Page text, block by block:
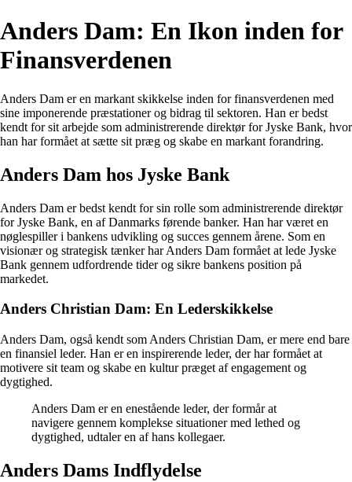
Anders Dam: En Ikon inden for
Finansverdenen
Anders Dam er en markant skikkelse inden for finansverdenen med
sine imponerende præstationer og bidrag til sektoren. Han er bedst
kendt for sit arbejde som administrerende direktør for Jyske Bank, hvor
han har formået at sætte sit præg og skabe en markant forandring.
Anders Dam hos Jyske Bank
Anders Dam er bedst kendt for sin rolle som administrerende direktør
for Jyske Bank, en af Danmarks førende banker. Han har været en
nøglespiller i bankens udvikling og succes gennem årene. Som en
visionær og strategisk tænker har Anders Dam formået at lede Jyske
Bank gennem udfordrende tider og sikre bankens position på
markedet.
Anders Christian Dam: En Lederskikkelse
Anders Dam, også kendt som Anders Christian Dam, er mere end bare
en finansiel leder. Han er en inspirerende leder, der har formået at
motivere sit team og skabe en kultur præget af engagement og
dygtighed.
Anders Dam er en enestående leder, der formår at
navigere gennem komplekse situationer med lethed og
dygtighed, udtaler en af hans kollegaer.
Anders Dams Indflydelse